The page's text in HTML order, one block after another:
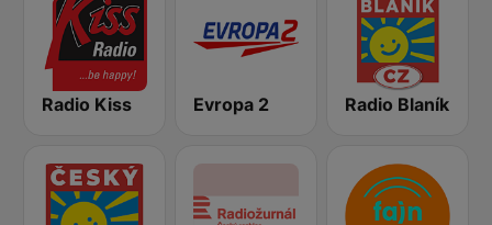
Radio Kiss Evropa 2 Radio Blaník